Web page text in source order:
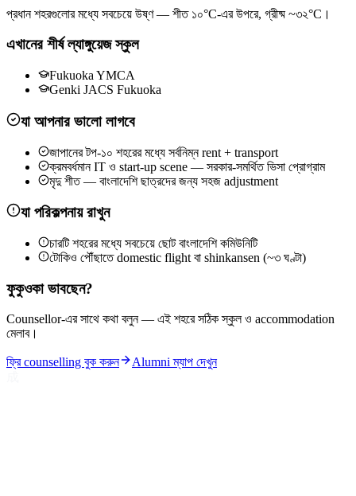
প্রধান শহরগুলোর মধ্যে সবচেয়ে উষ্ণ — শীত ১০°C-এর উপরে, গ্রীষ্ম ~৩২°C।
এখানের শীর্ষ ল্যাঙ্গুয়েজ স্কুল
Fukuoka YMCA
Genki JACS Fukuoka
যা আপনার ভালো লাগবে
জাপানের টপ-১০ শহরের মধ্যে সর্বনিম্ন rent + transport
ক্রমবর্ধমান IT ও start-up scene — সরকার-সমর্থিত ভিসা প্রোগ্রাম
মৃদু শীত — বাংলাদেশি ছাত্রদের জন্য সহজ adjustment
যা পরিকল্পনায় রাখুন
চারটি শহরের মধ্যে সবচেয়ে ছোট বাংলাদেশি কমিউনিটি
টোকিও পৌঁছাতে domestic flight বা shinkansen (~৩ ঘণ্টা)
ফুকুওকা ভাবছেন?
Counsellor-এর সাথে কথা বলুন — এই শহরে সঠিক স্কুল ও accommodation
মেলাব।
ফ্রি counselling বুক করুন
Alumni ম্যাপ দেখুন